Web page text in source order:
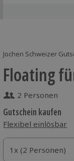
Jochen Schweizer
Floating
2 Personen
Gutschein kaufen
Flexibel einlösbar
1x (2 Personen)
1x (2 Personen)
1x (2 Personen)